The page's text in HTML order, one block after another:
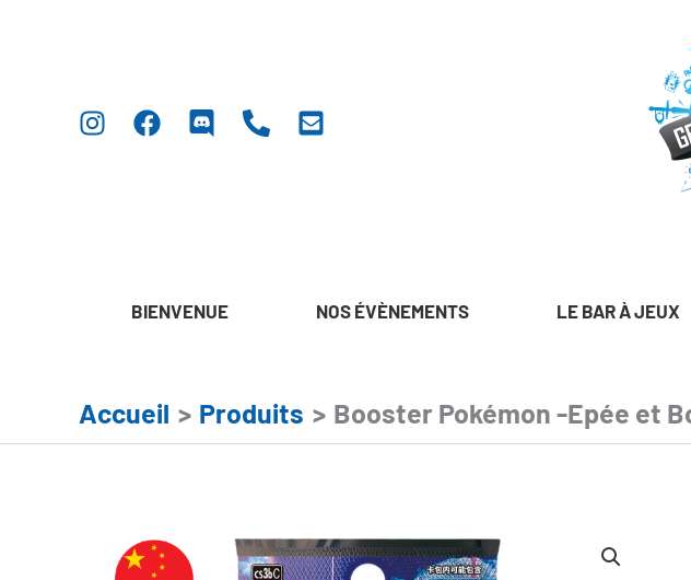
contenu
BIENVENUE NOS ÉVÈNEMENTS LE BAR À JEUX
Accueil Produits Booster Pokémon -Epée et